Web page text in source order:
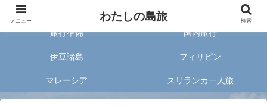
旅好きな20代女子が案内する旅のあれこれ✈︎
旅行準備 国内旅行
伊豆諸島 フィリピン
マレーシア スリランカ一人旅
メニュー わたしの島旅 検索